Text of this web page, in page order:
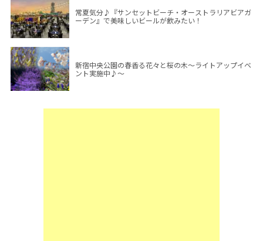
常夏気分♪『サンセットビーチ・オーストラリアビアガ
ーデン』で美味しいビールが飲みたい！
新宿中央公園の春香る花々と桜の木～ライトアップイベ
ント実施中♪～